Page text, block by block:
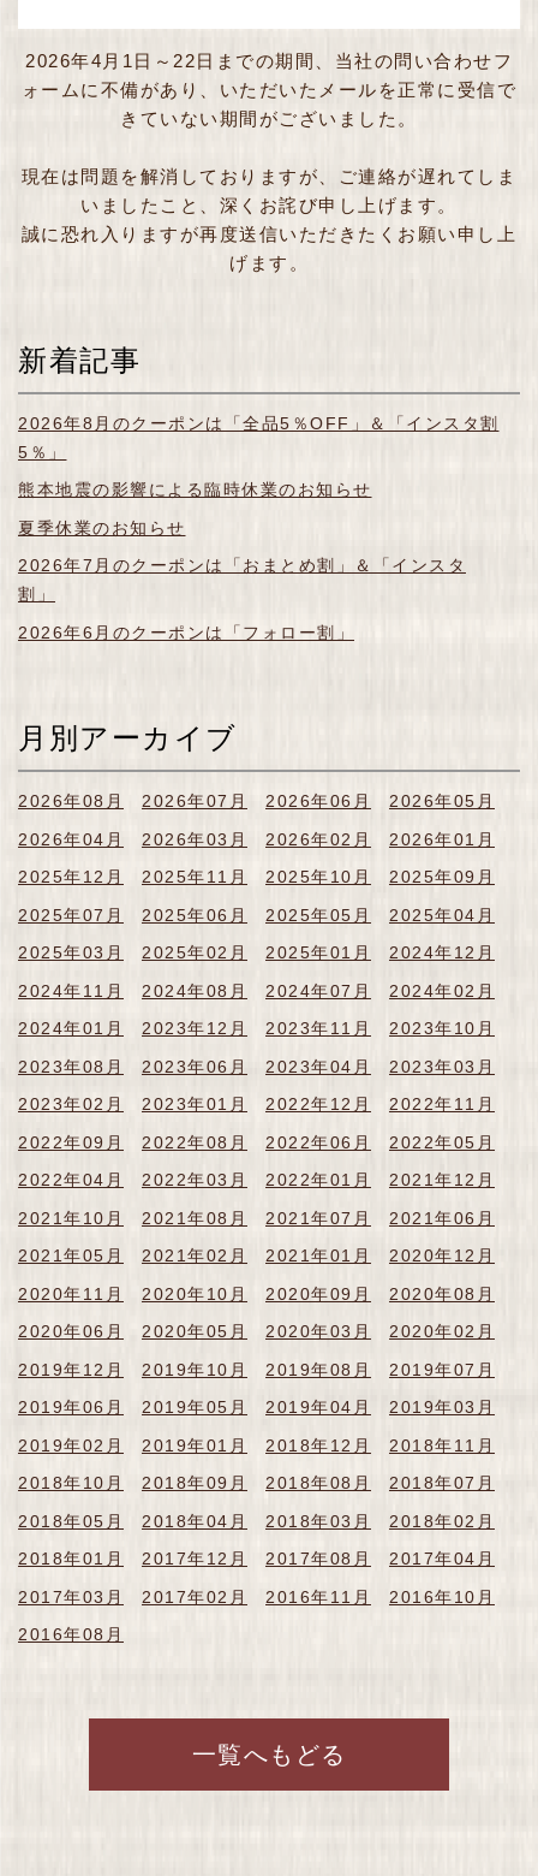
2026年4月1日～22日までの期間、当社の問い合わせフ
ォームに不備があり、いただいたメールを正常に受信で
きていない期間がございました。
現在は問題を解消しておりますが、ご連絡が遅れてしま
いましたこと、深くお詫び申し上げます。
誠に恐れ入りますが再度送信いただきたくお願い申し上
げます。
新着記事
2026年8月のクーポンは「全品5％OFF」＆「インスタ割
5％」
熊本地震の影響による臨時休業のお知らせ
夏季休業のお知らせ
2026年7月のクーポンは「おまとめ割」＆「インスタ
割」
2026年6月のクーポンは「フォロー割」
月別アーカイブ
2026年08月 2026年07月 2026年06月
2026年05月
2026年04月
2026年03月 2026年02月
2026年01月
2025年12月
2025年11月 2025年10月
2025年09月
2025年07月
2025年06月 2025年05月
2025年04月
2025年03月
2025年02月 2025年01月
2024年12月
2024年11月
2024年08月 2024年07月
2024年02月
2024年01月
2023年12月 2023年11月
2023年10月
2023年08月
2023年06月 2023年04月
2023年03月
2023年02月
2023年01月 2022年12月
2022年11月
2022年09月
2022年08月 2022年06月
2022年05月
2022年04月
2022年03月 2022年01月
2021年12月
2021年10月
2021年08月 2021年07月
2021年06月
2021年05月
2021年02月 2021年01月
2020年12月
2020年11月
2020年10月 2020年09月
2020年08月
2020年06月
2020年05月 2020年03月
2020年02月
2019年12月
2019年10月 2019年08月
2019年07月
2019年06月
2019年05月 2019年04月
2019年03月
2019年02月
2019年01月 2018年12月
2018年11月
2018年10月
2018年09月 2018年08月
2018年07月
2018年05月
2018年04月 2018年03月
2018年02月
2018年01月
2017年12月 2017年08月
2017年04月
2017年03月
2017年02月 2016年11月
2016年10月
2016年08月
一覧へもどる